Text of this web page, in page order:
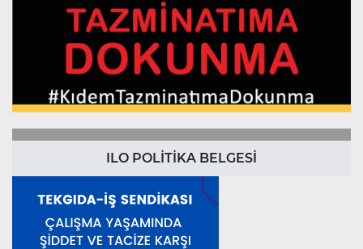
ILO POLİTİKA BELGESİ